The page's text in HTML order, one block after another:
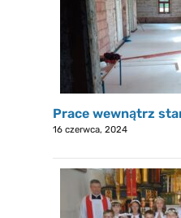
Prace wewnątrz
16 czerwca, 2024